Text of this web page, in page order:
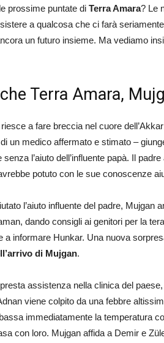
prossime puntate di Terra Amara? Le
a qualcosa che ci farà
un futuro insieme. Ma vediamo
Terra Amara,
a fare breccia nel cuore
un medico affermato e stimato –
l’aiuto dell’influente papà. Il
potuto con le sue conoscenze
l’aiuto influente del padre, Mujgan
dando consigli ai genitori per la
a informare Hunkar. Una nuova
di Mujgan.
assistenza nella clinica del
viene colpito da una febbre
immediatamente la temperatura
con loro. Mujgan affida a Demir e